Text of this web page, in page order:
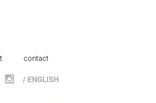
contact